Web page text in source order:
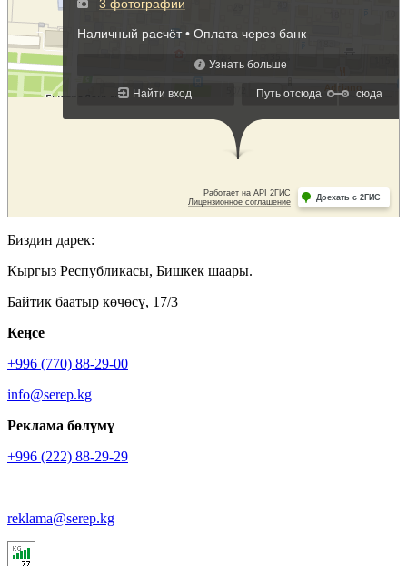
Биздин дарек:
Кыргыз Республикасы, Бишкек шаары.
Байтик баатыр көчөсү, 17/3
Кеӊсе
+996 (770) 88-29-00
info@serep.kg
Реклама бөлүмү
+996 (222) 88-29-29
reklama@serep.kg